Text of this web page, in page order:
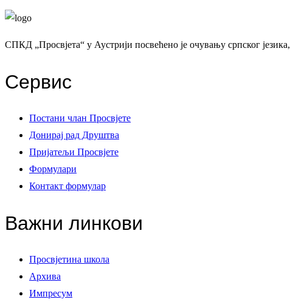
СПКД „Просвјета“ у Аустрији посвећено је очувању српског
Сервис
Постани члан Просвјете
Донирај рад Друштва
Пријатељи Просвјете
Формулари
Контакт формулар
Важни линкови
Просвјетина школа
Архива
Импресум